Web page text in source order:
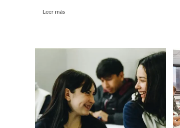
Leer más